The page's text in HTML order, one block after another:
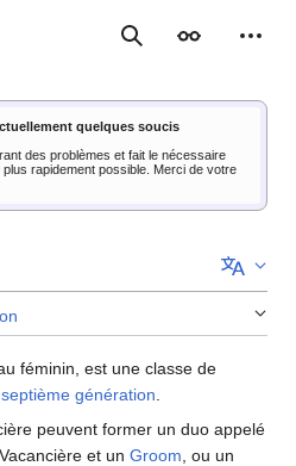
RechercherApparence
quelques soucis
des problèmes et fait le nécessaire
rapidement possible. Merci de votre
féminin, est une classe de
septième génération
peuvent former un duo appelé
et un Groom , ou un